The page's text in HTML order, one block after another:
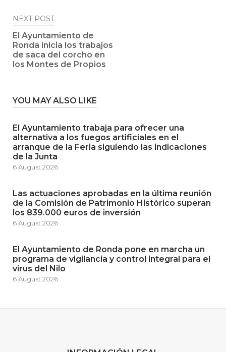
NEXT POST
El Ayuntamiento de
Ronda inicia los trabajos
de saca del corcho en
los Montes de Propios
YOU MAY ALSO LIKE
El Ayuntamiento trabaja para ofrecer una
alternativa a los fuegos artificiales en el
arranque de la Feria siguiendo las indicaciones
de la Junta
6 August 2026
Las actuaciones aprobadas en la última reunión
de la Comisión de Patrimonio Histórico superan
los 839.000 euros de inversión
6 August 2026
El Ayuntamiento de Ronda pone en marcha un
programa de vigilancia y control integral para el
virus del Nilo
6 August 2026